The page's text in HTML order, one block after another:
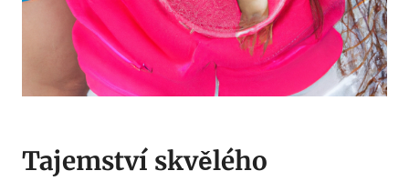
Tajemství skvělého